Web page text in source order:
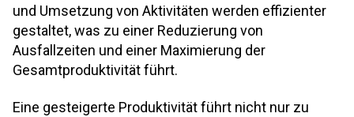
und Umsetzung von Aktivitäten werden effizienter
gestaltet, was zu einer Reduzierung von
Ausfallzeiten und einer Maximierung der
Gesamtproduktivität führt.
Eine gesteigerte Produktivität führt nicht nur zu